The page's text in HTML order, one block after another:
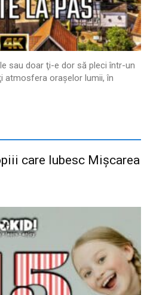
sau doar ţi-e dor să pleci într-un
atmosfera oraşelor lumii, în
care Iubesc Mișcarea